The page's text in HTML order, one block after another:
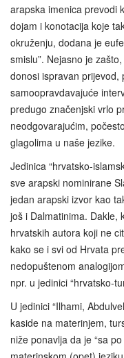
arapska imenica prevodi
dojam i konotacija koje
okruženju, dodana je
smislu”. Nejasno je
donosi ispravan prijevod,
samoopravdavajuće
predugo značenjski vrlo
neodgovarajućim,
glagolima u naše jezike.
Jedinica “hrvatsko-
sve arapski nominirane
jedan arapski izvor kao
još i Dalmatinima. Dakle,
hrvatskih autora koji ne
kako se i svi od Hrvata
nedopuštenom
npr. u jedinici “hrvatsko-
U jedinici “Ilhami,
kaside na materinjem,
niže ponavlja da je “sa